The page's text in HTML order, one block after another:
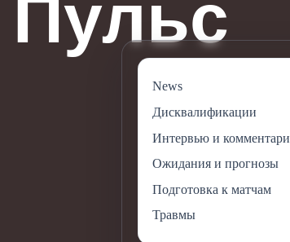
News
Дисквалификации
Интервью и
Ожидания и прогнозы
Подготовка к матчам
Травмы